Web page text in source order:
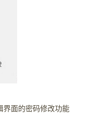
界面的密码修改功能